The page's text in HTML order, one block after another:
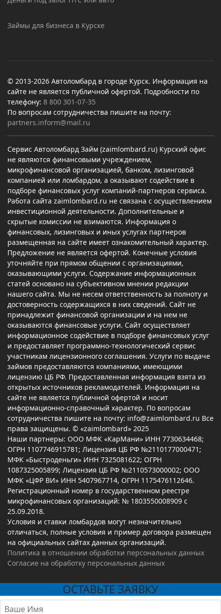
Займы для бизнеса в Курске
© 2013-2026 Автоломбард в городе Курск. Информация на
сайте не является публичной офертой. Подробности по
телефону: 8 800 301-07-35
По вопросам сотрудничества пишите на почту:
partners.inform@mail.ru
Сервис Автоломбард Займ (zaimlombard.ru) Курский офис
не являются финансовыми учреждением,
микрофинансовой организацией, банком, лизинговой
компанией или ломбардом, а оказывают содействие в
подборе финансовых услуг компаний-партнеров сервиса.
Работа сайта zaimlombard.ru не связана с осуществлением
инвестиционной деятельности. Дополнительные и
скрытые комиссии не взимаются. Информация о
финансовых, лизинговых и иных услугах партнеров
размещенная на сайте имеет ознакомительный характер.
Предложение не является офертой. Конечные условия
уточняйте при прямом общении с организациями,
оказывающими услуги. Содержание информационных
статей основано на субъективном мнении редакции
нашего сайта. Мы не несем ответственность за полноту и
достоверность содержащихся в них сведений. Сайт не
принадлежит финансовой организации и на нем не
оказываются финансовые услуги. Сайт осуществляет
информационное содействие в подборе финансовых услуг
и предоставляет программно-технологический сервис
участникам лицензионного соглашения. Услуги по выдаче
займов предоставляются компаниями, имеющими
лицензию ЦБ РФ. Предоставленная информация взята из
открытых источников рекламодателей. Информация на
сайте не является публичной офертой и носит
информационно-справочный характер. По вопросам
сотрудничества пишите на почту: info@zaimlombard.ru Все
права защищены. © «zaimlombard» 2025
Наши партнеры: ООО МФК «КарМани» ИНН 7730634468;
ОГРН 1107746915781; Лицензия ЦБ РФ №2110177000471;
МФК «Быстроденьги» ИНН 7325081622; ОГРН
1087325005899; Лицензия ЦБ РФ №2110573000002; ООО
МФК «ЦФР ВИ» ИНН 5407967714, ОГРН 1175476112646.
Регистрационный номер в государственном реестре
микрофинансовых организаций: № 1803550008909 с
25.09.2018.
Условия и ставки ломбардов могут незначительно
отличаться, полные условия и пример договора размещен
на официальных сайтах данных организаций.
Политика в отношении обработки персональных данных
Согласие на обработку персональных данных
ОСТАВЬТЕ ЗАЯВКУ